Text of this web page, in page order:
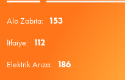
Alo Zabıta: 153
İtfaiye: 112
Elektrik Arıza: 186